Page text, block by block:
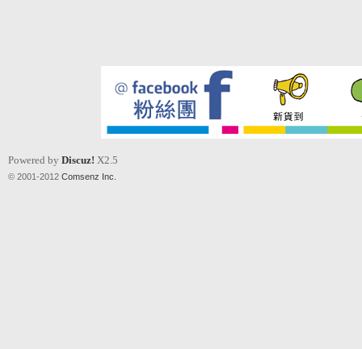
Powered by Discuz! X2.5
© 2001-2012 Comsenz Inc.